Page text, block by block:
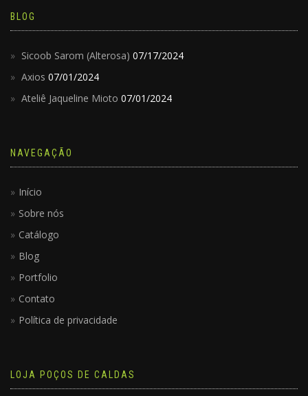
BLOG
Sicoob Sarom (Alterosa) 07/17/2024
Axios 07/01/2024
Ateliê Jaqueline Mioto 07/01/2024
NAVEGAÇÃO
Início
Sobre nós
Catálogo
Blog
Portfolio
Contato
Política de privacidade
LOJA POÇOS DE CALDAS